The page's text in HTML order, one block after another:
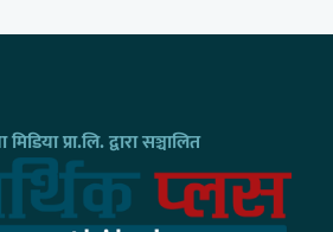
प्रा.लि. द्वारा सञ्चालित